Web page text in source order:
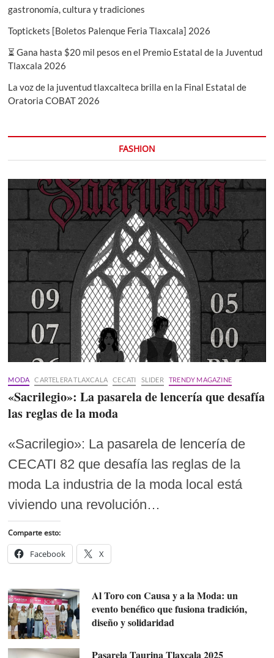
gastronomía, cultura y tradiciones
Toptickets [Boletos Palenque Feria Tlaxcala] 2026
⏳ Gana hasta $20 mil pesos en el Premio Estatal de la Juventud
Tlaxcala 2026
La voz de la juventud tlaxcalteca brilla en la Final Estatal de
Oratoria COBAT 2026
FASHION
MODA CARTELERA TLAXCALA CECATI SLIDER TRENDY MAGAZINE
«Sacrilegio»: La pasarela de lencería que desafía
las reglas de la moda
«Sacrilegio»: La pasarela de lencería de
CECATI 82 que desafía las reglas de la
moda La industria de la moda local está
viviendo una revolución…
Comparte esto:
Facebook X
Al Toro con Causa y a la Moda: un
evento benéfico que fusiona tradición,
diseño y solidaridad
Pasarela Taurina Tlaxcala 2025